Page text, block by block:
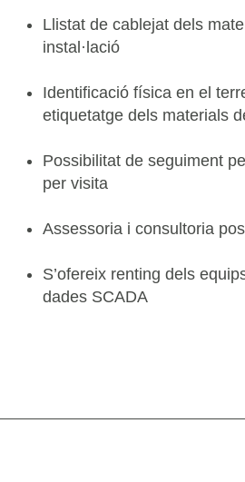
Llistat de cablejat dels
instal·lació
Identificació física en el
etiquetatge dels materials
Possibilitat de seguiment
per visita
Assessoria i consultoria
S’ofereix renting dels
dades SCADA